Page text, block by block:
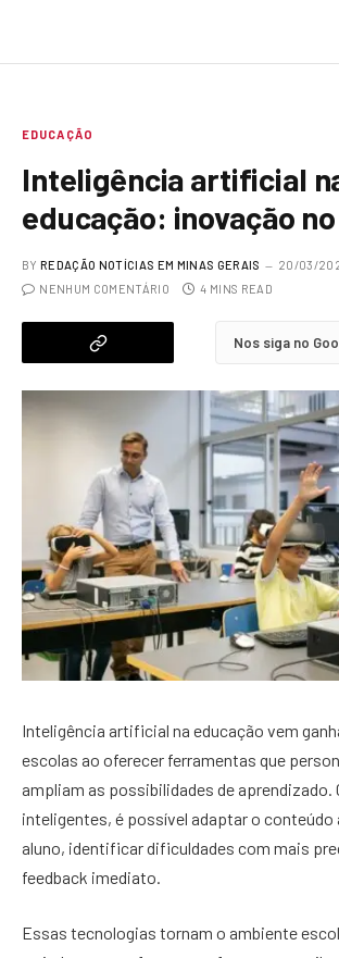
EDUCAÇÃO
Inteligência artificial
educação: inovação
BY REDAÇÃO NOTÍCIAS EM MINAS GERAIS
20/03/
NENHUM COMENTÁRIO
4 MINS READ
Nos siga no
Inteligência artificial na educação vem
escolas ao oferecer ferramentas que
ampliam as possibilidades de
inteligentes, é possível adaptar o conteúdo
aluno, identificar dificuldades com mais
feedback imediato.
Essas tecnologias tornam o ambiente